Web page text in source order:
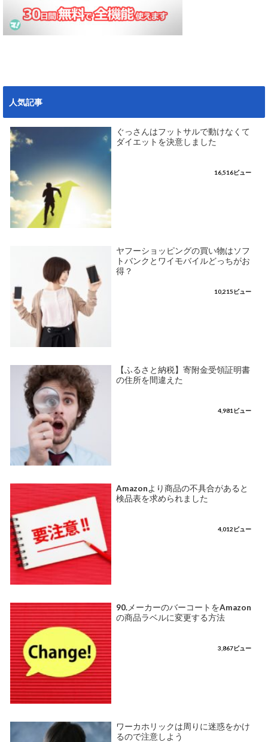
人気記事
ぐっさんはフットサルで動けなくて
ダイエットを決意しました
16,516ビュー
ヤフーショッピングの買い物はソフ
トバンクとワイモバイルどっちがお
得？
10,215ビュー
【ふるさと納税】寄附金受領証明書
の住所を間違えた
4,981ビュー
Amazonより商品の不具合があると
検品表を求められました
4,012ビュー
90.メーカーのバーコートをAmazon
の商品ラベルに変更する方法
3,867ビュー
ワーカホリックは周りに迷惑をかけ
るので注意しよう